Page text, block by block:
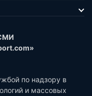
по надзору в
и массовых